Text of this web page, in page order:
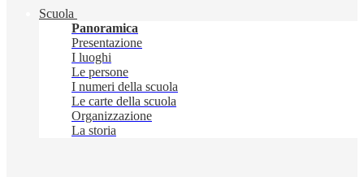
Scuola
Panoramica
Presentazione
I luoghi
Le persone
I numeri della scuola
Le carte della scuola
Organizzazione
La storia